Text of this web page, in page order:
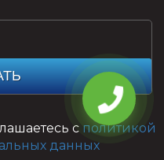
с политикой
данных